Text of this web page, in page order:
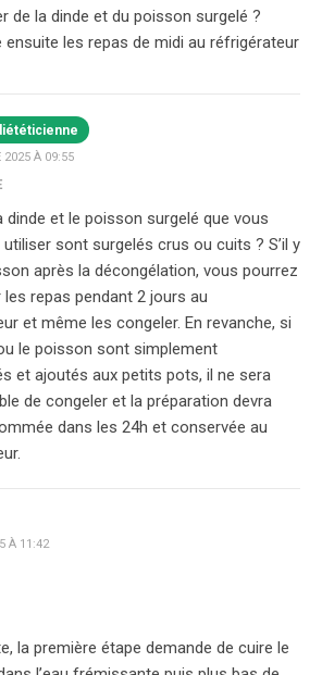
de la dinde et du poisson surgelé ?
ensuite les repas de midi au réfrigérateur
2025 À 09:55
dinde et le poisson surgelé que vous
sont surgelés crus ou cuits ? S’il y
après la décongélation, vous pourrez
repas pendant 2 jours au
et même les congeler. En revanche, si
le poisson sont simplement
et ajoutés aux petits pots, il ne sera
de congeler et la préparation devra
dans les 24h et conservée au
À 11:42
la première étape demande de cuire le